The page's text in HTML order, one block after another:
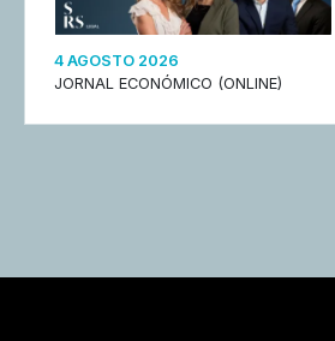
4 AGOSTO 2026
JORNAL ECONÓMICO (ONLINE)